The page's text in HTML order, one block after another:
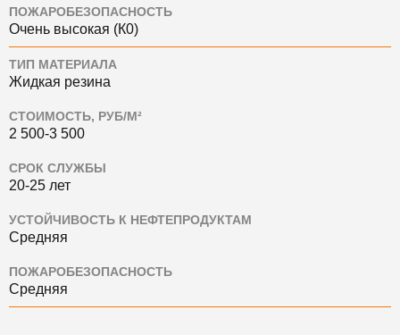
ПОЖАРОБЕЗОПАСНОСТЬ
Очень высокая (К0)
ТИП МАТЕРИАЛА
Жидкая резина
СТОИМОСТЬ, РУБ/М²
2 500-3 500
СРОК СЛУЖБЫ
20-25 лет
УСТОЙЧИВОСТЬ К НЕФТЕПРОДУКТАМ
Средняя
ПОЖАРОБЕЗОПАСНОСТЬ
Средняя